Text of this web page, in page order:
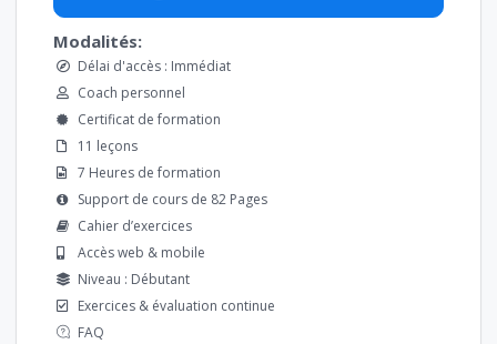
Modalités:
Délai d'accès : Immédiat
Coach personnel
Certificat de formation
11 leçons
7 Heures de formation
Support de cours de 82 Pages
Cahier d’exercices
Accès web & mobile
Niveau : Débutant
Exercices & évaluation continue
FAQ